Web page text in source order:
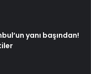
yanı başından!